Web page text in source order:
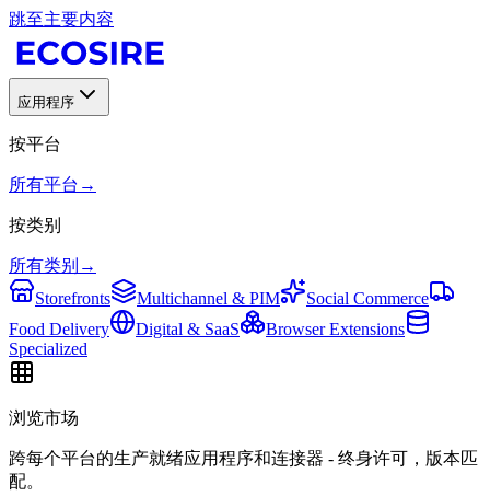
跳至主要内容
应用程序
按平台
所有平台 →
按类别
所有类别 →
Storefronts
Multichannel & PIM
Social Commerce
Food Delivery
Digital & SaaS
Browser Extensions
Specialized
浏览市场
跨每个平台的生产就绪应用程序和连接器 - 终身许可，版本匹
配。